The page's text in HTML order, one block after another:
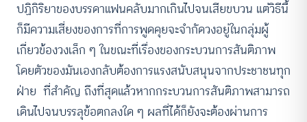
ปฏิกิริยาของบรรดาแฟนคลับมากเกินไปจนเสียขบวน แต่วิธีนี้
ก็มีความเสี่ยงของการที่การพูดคุยจะจำกัดวงอยู่ในกลุ่มผู้
เกี่ยวข้องวงเล็ก ๆ ในขณะที่เรื่องของกระบวนการสันติภาพ
โดยตัวของมันเองกลับต้องการแรงสนับสนุนจากประชาชนทุก
ฝ่าย ที่สำคัญ ถึงที่สุดแล้วหากกระบวนการสันติภาพสามารถ
เดินไปจนบรรลุข้อตกลงใด ๆ ผลที่ได้ก็ยังจะต้องผ่านการ